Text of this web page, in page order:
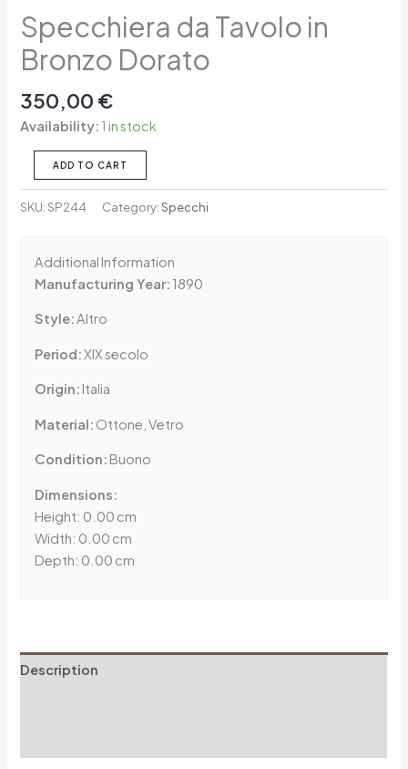
Specchiera da Tavolo in
Bronzo Dorato
350,00 €
Availability:1 in stock
ADD TO CART
SKU:SP244 Category:Specchi
Additional Information
Manufacturing Year:1890
Style:Altro
Period:XIX secolo
Origin: Italia
Material: Ottone, Vetro
Condition: Buono
Dimensions:
Height: 0.00 cm
Width: 0.00 cm
Depth: 0.00 cm
Description